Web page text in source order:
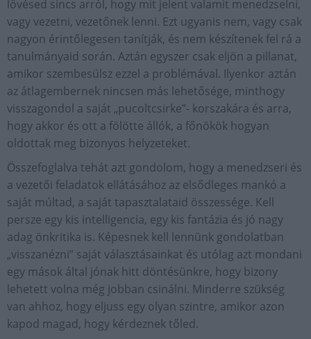
lövésed sincs arról, hogy mit jelent valamit menedzselni,
vagy vezetni, vezetőnek lenni. Ezt ugyanis nem, vagy csak
nagyon érintőlegesen tanítják, és nem készítenek fel rá a
tanulmányaid során. Aztán egyszer csak eljön a pillanat,
amikor szembesülsz ezzel a problémával. Ilyenkor aztán
az átlagembernek nincsen más lehetősége, minthogy
visszagondol a saját „pucoltcsirke”- korszakára és arra,
hogy akkor és ott a fölötte állók, a főnökök hogyan
oldottak meg bizonyos helyzeteket.
Összefoglalva tehát azt gondolom, hogy a menedzseri és
a vezetői feladatok ellátásához az elsődleges mankó a
saját múltad, a saját tapasztalataid összessége. Kell
persze egy kis intelligencia, egy kis fantázia és jó nagy
adag önkritika is. Képesnek kell lennünk gondolatban
„visszanézni” saját választásainkat és utólag azt mondani
egy mások által jónak hitt döntésünkre, hogy bizony
lehetett volna még jobban csinálni. Minderre szükség
van ahhoz, hogy eljuss egy olyan szintre, amikor azon
kapod magad, hogy kérdeznek tőled.